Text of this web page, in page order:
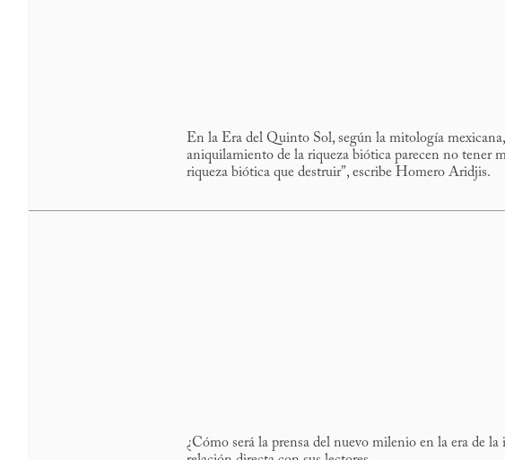
En la Era del Quinto Sol, según la mitología
aniquilamiento de la riqueza biótica parecen no tener
riqueza biótica que destruir”, escribe Homero Aridjis.
¿Cómo será la prensa del nuevo milenio en la era de